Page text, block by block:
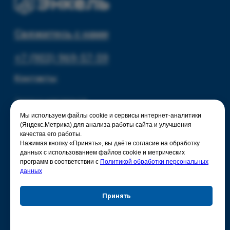
Мы используем файлы cookie и сервисы интернет-аналитики
(Яндекс.Метрика) для анализа работы сайта и улучшения
качества его работы.
Нажимая кнопку «Принять», вы даёте согласие на обработку
данных с использованием файлов cookie и метрических
программ в соответствии с Политикой обработки персональных
данных
Принять
Политика конфиденциальности